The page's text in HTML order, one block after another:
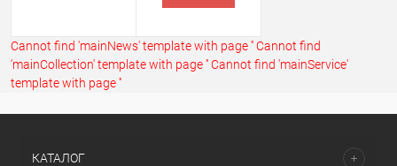
Cannot find 'mainNews' template with page ''Cannot find
'mainCollection' template with page ''Cannot find 'mainService'
template with page ''
КАТАЛОГ